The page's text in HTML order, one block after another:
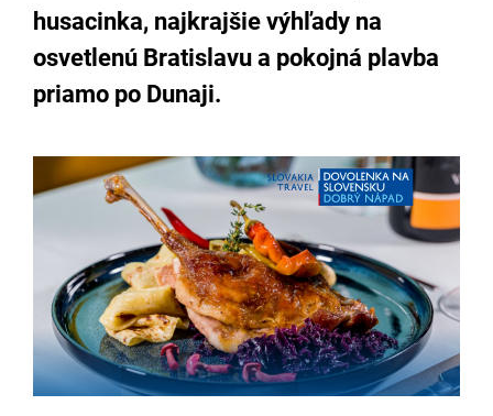
husacinka, najkrajšie výhľady na
osvetlenú Bratislavu a pokojná plavba
priamo po Dunaji.